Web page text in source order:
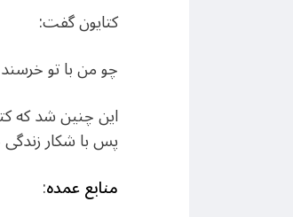
کتایون گفت:
چو من با تو
این چنین شد که
پس با شکار زندگی
منابع عمده: